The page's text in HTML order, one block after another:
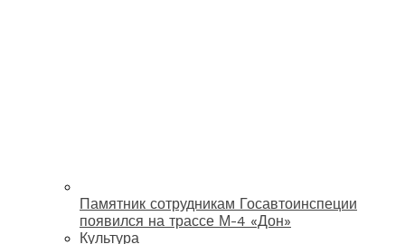
Памятник сотрудникам Госавтоинспеции
появился на трассе М-4 «Дон»
Культура